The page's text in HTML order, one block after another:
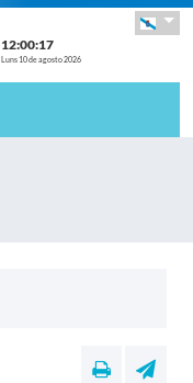
12:00:17
Luns 10 de agosto 2026